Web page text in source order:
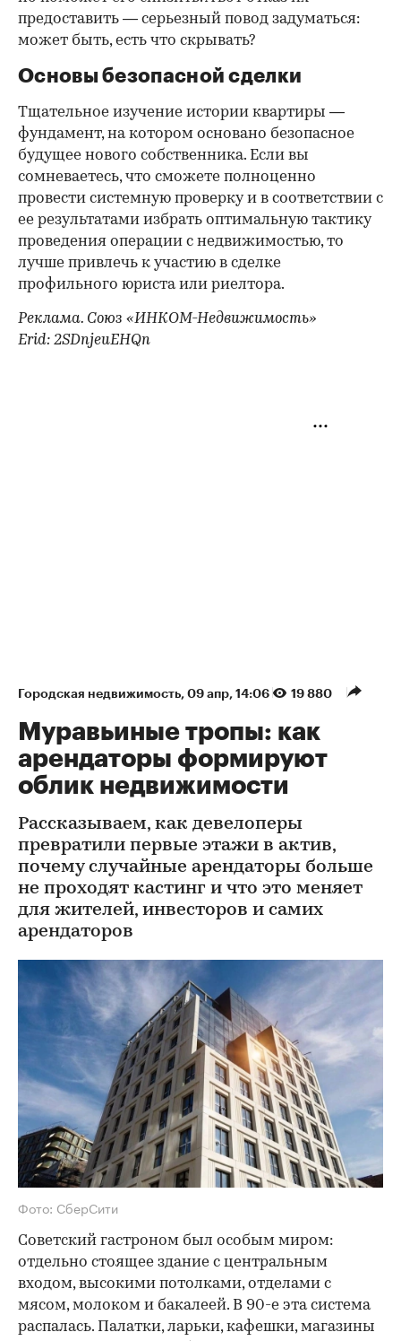
предоставить — серьезный повод задуматься:
может быть, есть что скрывать?
Основы безопасной сделки
Тщательное изучение истории квартиры —
фундамент, на котором основано безопасное
будущее нового собственника. Если вы
сомневаетесь, что сможете полноценно
провести системную проверку и в соответствии с
ее результатами избрать оптимальную тактику
проведения операции с недвижимостью, то
лучше привлечь к участию в сделке
профильного юриста или риелтора.
Реклама. Союз «ИНКОМ-Недвижимость»
Erid: 2SDnjeuEHQn
Городская недвижимость 09 апр, 14:06 19 880
Муравьиные тропы: как
арендаторы формируют
облик недвижимости
Рассказываем, как девелоперы
превратили первые этажи в актив,
почему случайные арендаторы больше
не проходят кастинг и что это меняет
для жителей, инвесторов и самих
арендаторов
Фото: СберСити
Советский гастроном был особым миром:
отдельно стоящее здание с центральным
входом, высокими потолками, отделами с
мясом, молоком и бакалеей. В 90-е эта система
распалась. Палатки, ларьки, кафешки, магазины